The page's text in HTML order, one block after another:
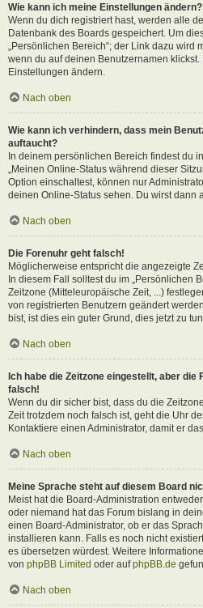
Wie kann ich meine Einstellungen ändern?
Wenn du dich registriert hast, werden alle
Datenbank des Boards gespeichert. Um
„Persönlichen Bereich“; der Link dazu wird
wenn du auf deinen Benutzernamen
Einstellungen ändern.
Nach oben
Wie kann ich verhindern, dass mein
auftaucht?
In deinem persönlichen Bereich findest du
„Meinen Online-Status während dieser
Option einschaltest, können nur
deinen Online-Status sehen. Du wirst dann
Nach oben
Die Forenuhr geht falsch!
Möglicherweise entspricht die angezeigte
In diesem Fall solltest du im „Persönlichen
Zeitzone (Mitteleuropäische Zeit, ...)
von registrierten Benutzern geändert
bist, ist dies ein guter Grund, dies jetzt zu tun.
Nach oben
Ich habe die Zeitzone eingestellt, aber die
falsch!
Wenn du dir sicher bist, dass du die
Zeit trotzdem noch falsch ist, geht die Uhr
Kontaktiere einen Administrator, damit er
Nach oben
Meine Sprache steht auf diesem Board
Meist hat die Board-Administration
oder niemand hat das Forum bislang in
einen Board-Administrator, ob er das
installieren kann. Falls es noch nicht
es übersetzen würdest. Weitere
von phpBB Limited oder aufphpBB.de
Nach oben